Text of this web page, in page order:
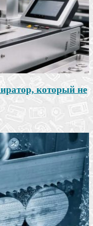
который не